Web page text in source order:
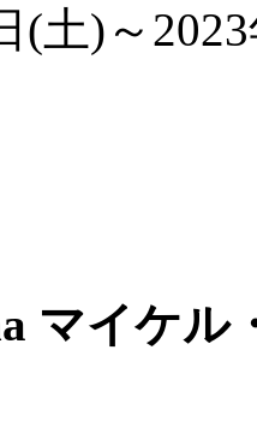
(土)～
マイケル